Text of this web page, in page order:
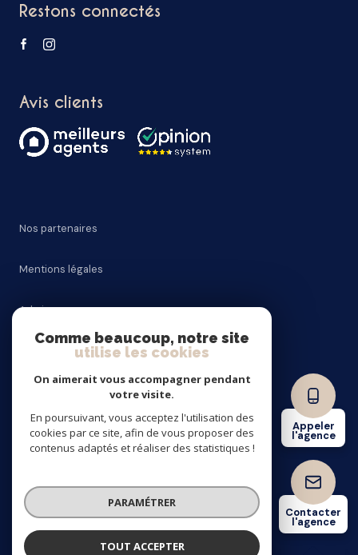
Appeler
l'agence
Contacter
l'agence
Restons connectés
Avis clients
Nos partenaires
Mentions légales
Admin
Nos honoraires
Cookies
© 2026 | Tous droits réservés
Réalisé par
Comme beaucoup, notre site
utilise les cookies
On aimerait vous accompagner pendant
votre visite.
En poursuivant, vous acceptez l'utilisation des
cookies par ce site, afin de vous proposer des
contenus adaptés et réaliser des statistiques !
PARAMÉTRER
TOUT ACCEPTER